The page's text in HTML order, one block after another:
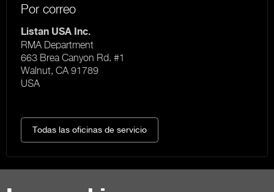
Por correo
Listan USA Inc.
RMA Department
663 Brea Canyon Rd. #1
Walnut, CA 91789
USA
Todas las oficinas de servicio